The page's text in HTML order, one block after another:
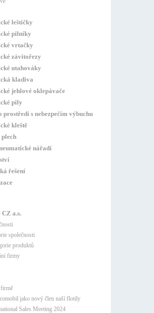
leštičky
pilníky
vrtačky
závitořezy
utahováky
kladiva
jehlové oklepávače
pily
prostředí s nebezpečím výbuchu
kleště
nářadí
řešení
a.s.
společnosti
produktů
firmy
jako nový člen naší flotily
Sales Meeting 2024